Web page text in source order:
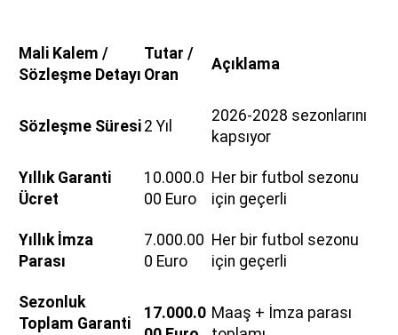
Mali Kalem /
Sözleşme Detayı
Tutar /
Oran
Açıklama
Sözleşme Süresi 2 Yıl
2026-2028 sezonlarını
kapsıyor
Yıllık Garanti
Ücret
10.000.0
00 Euro
Her bir futbol sezonu
için geçerli
Yıllık İmza
Parası
7.000.00
0 Euro
Her bir futbol sezonu
için geçerli
Sezonluk
Toplam Garanti
17.000.0 Maaş + İmza parası